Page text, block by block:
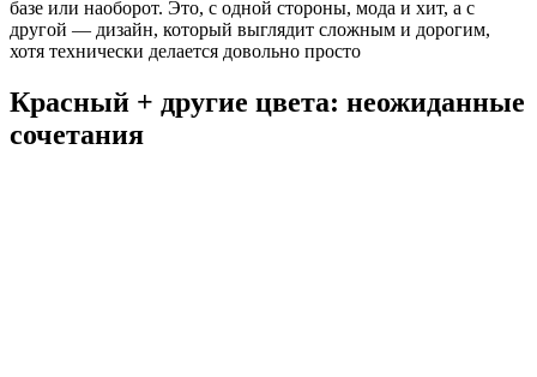
базе или наоборот. Это, с одной стороны, мода и хит, а с
другой — дизайн, который выглядит сложным и дорогим,
хотя технически делается довольно просто
Красный + другие цвета: неожиданные
сочетания